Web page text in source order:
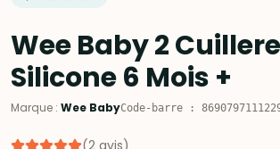
Wee Baby 2
Silicone 6 Mois +
Marque : Wee BabyCode-barre :
(2 avis)